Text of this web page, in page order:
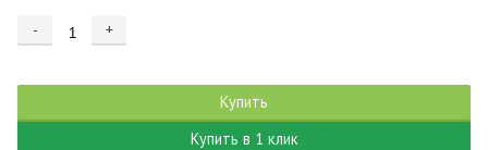
- +
Купить
Купить в 1 клик